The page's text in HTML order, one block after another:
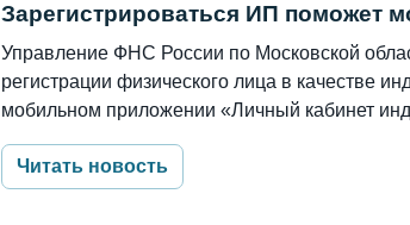
Зарегистрироваться ИП поможет
Управление ФНС России по Московской
регистрации физического лица в качестве
мобильном приложении «Личный кабинет
Читать новость